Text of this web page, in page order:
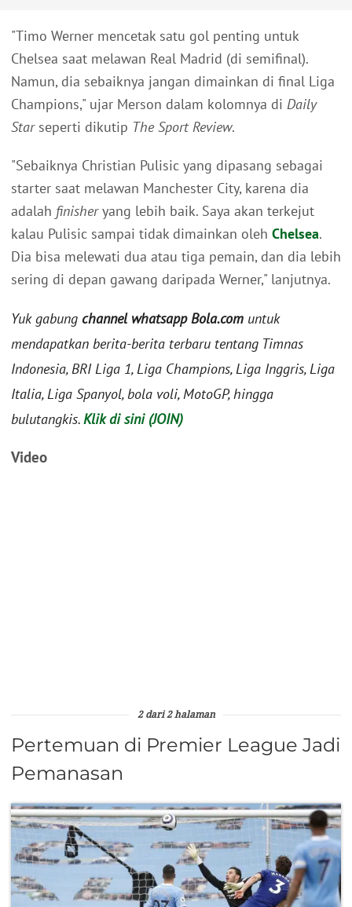
"Timo Werner mencetak satu gol penting untuk
Chelsea saat melawan Real Madrid (di semifinal).
Namun, dia sebaiknya jangan dimainkan di final Liga
Champions," ujar Merson dalam kolomnya di Daily
Starseperti dikutip The Sport Review.
"Sebaiknya Christian Pulisic yang dipasang sebagai
starter saat melawan Manchester City, karena dia
adalah finisheryang lebih baik. Saya akan terkejut
kalau Pulisic sampai tidak dimainkan oleh Chelsea.
Dia bisa melewati dua atau tiga pemain, dan dia lebih
sering di depan gawang daripada Werner," lanjutnya.
Yuk gabung channel whatsapp Bola.com untuk
mendapatkan berita-berita terbaru tentang Timnas
Indonesia, BRI Liga 1, Liga Champions, Liga Inggris, Liga
Italia, Liga Spanyol, bola voli, MotoGP, hingga
bulutangkis.Klik di sini (JOIN)
Video
2 dari 2 halaman
Pertemuan di Premier League Jadi
Pemanasan